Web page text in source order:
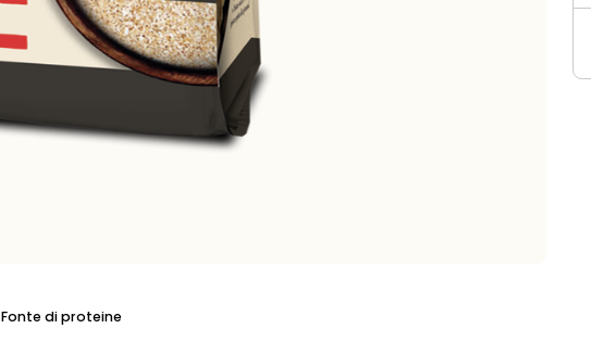
Fonte di proteine